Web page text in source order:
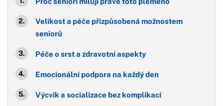
Velikost a péče přizpůsobená možnostem
seniorů
Péče o srst a zdravotní aspekty
Emocionální podpora na každý den
Výcvik a socializace bez komplikací